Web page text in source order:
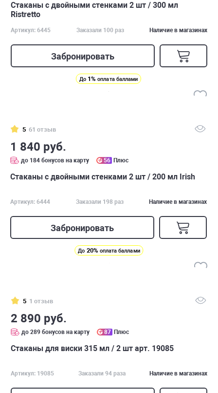
Стаканы с двойными стенками 2 шт / 300 мл
Ristretto
Артикул: 6445 Заказали 100 раз Наличие в магазинах
Забронировать
До 1% оплата баллами
5 61 отзыв
1 840 руб.
до 184 бонусов на карту 56 Плюс
Стаканы с двойными стенками 2 шт / 200 мл Irish
Артикул: 6444 Заказали 198 раз Наличие в магазинах
Забронировать
До 20% оплата баллами
5 1 отзыв
2 890 руб.
до 289 бонусов на карту 87 Плюс
Стаканы для виски 315 мл / 2 шт арт. 19085
Артикул: 19085 Заказали 94 раза Наличие в магазинах